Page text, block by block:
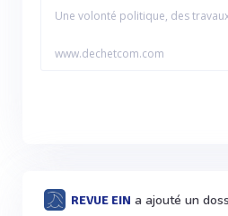
Une volonté politique, des
www.dechetcom.com
REVUE EIN a ajouté un